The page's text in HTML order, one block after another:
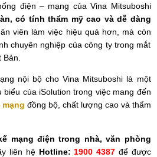
điện – mạng của Vina Mitsuboshi
có tính thẩm mỹ cao và dễ dàng
viên làm việc hiệu quả hơn, mà còn
chuyên nghiệp của công ty trong mắt
nội bộ cho Vina Mitsuboshi là một
của iSolution trong việc mang đến
đồng bộ, chất lượng cao và thẩm
mạng điện trong nhà, văn phòng
liên hệ Hotline: 1900 4387 để được